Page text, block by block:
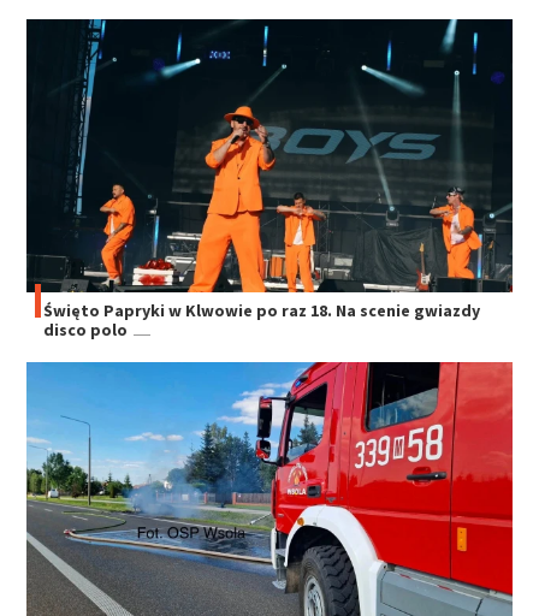
Święto Papryki w Klwowie po raz 18. Na scenie gwiazdy
disco polo